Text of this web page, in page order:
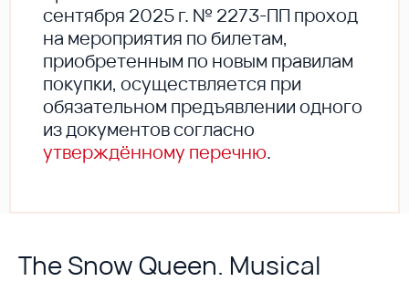
сентября 2025 г. № 2273-ПП проход
на мероприятия по билетам,
приобретенным по новым правилам
покупки, осуществляется при
обязательном предъявлении одного
из документов согласно
утверждённому перечню.
The Snow Queen. Musical